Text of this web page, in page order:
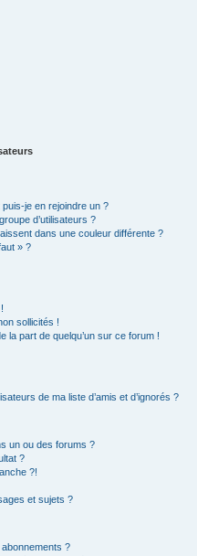
je en rejoindre un ?
d’utilisateurs ?
dans une couleur différente ?
» ?
sollicités !
la part de quelqu’un sur ce forum !
de ma liste d’amis et d’ignorés ?
un ou des forums ?
?
?!
et sujets ?
?